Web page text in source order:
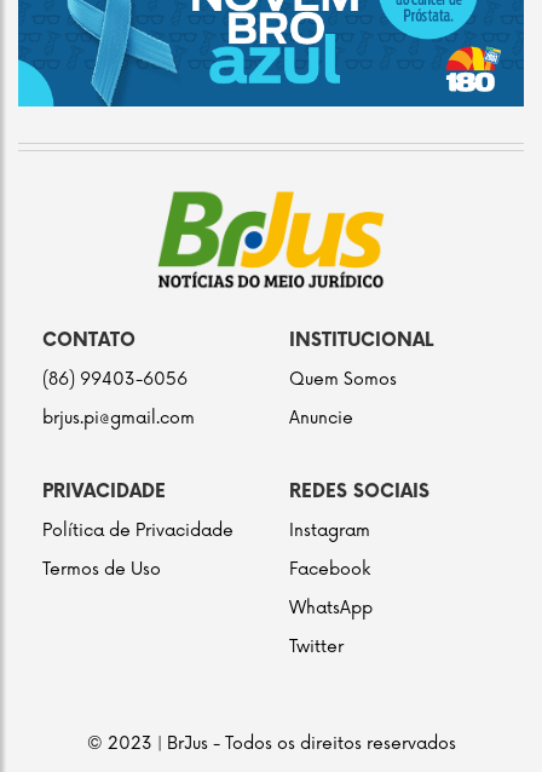
CONTATO
(86) 99403-6056
brjus.pi@gmail.com
INSTITUCIONAL
Quem Somos
Anuncie
PRIVACIDADE
Política de Privacidade
Termos de Uso
REDES SOCIAIS
Instagram
Facebook
WhatsApp
Twitter
© 2023 | BrJus - Todos os direitos reservados